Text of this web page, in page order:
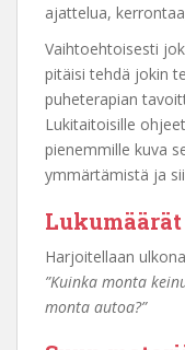
ajattelua,
Vaihtoehtoisesti
pitäisi tehdä jokin
puheterapian
Lukitaitoisille
pienemmille kuva
ymmärtämistä ja
Harjoitellaan
”Kuinka monta
monta autoa?”